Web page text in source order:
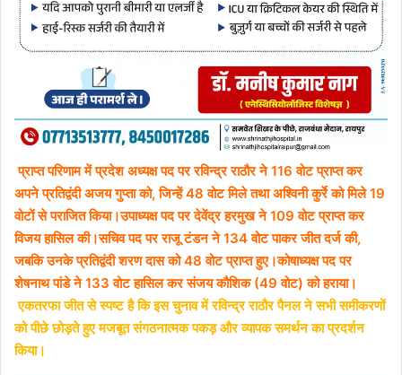
प्राप्त परिणाम में प्रदेश अध्यक्ष पद पर रविन्द्र राठौर ने 116 वोट प्राप्त कर
अपने प्रतिद्वंदी अजय गुप्ता को, जिन्हें 48 वोट मिले तथा अश्विनी कुर्रे को मिले 19
वोटों से पराजित किया।उपाध्यक्ष पद पर देवेंद्र हरमुख ने 109 वोट प्राप्त कर
विजय हासिल की।सचिव पद पर राजू टंडन ने 134 वोट पाकर जीत दर्ज की,
जबकि उनके प्रतिद्वंदी शरण दास को 48 वोट प्राप्त हुए।कोषाध्यक्ष पद पर
शेषनाथ पांडे ने 133 वोट हासिल कर संजय कौशिक (49 वोट) को हराया।
एकतरफा जीत से स्पष्ट है कि इस चुनाव में रविन्द्र राठौर पैनल ने सभी समीकरणों
को पीछे छोड़ते हुए मजबूत संगठनात्मक पकड़ और व्यापक समर्थन का प्रदर्शन
किया।